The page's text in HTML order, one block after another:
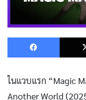
ในแวบแรก “Magic
Another World